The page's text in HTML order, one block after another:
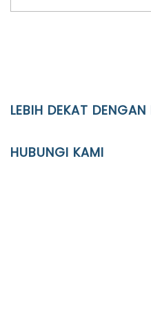
LEBIH DEKAT DENGAN
HUBUNGI KAMI